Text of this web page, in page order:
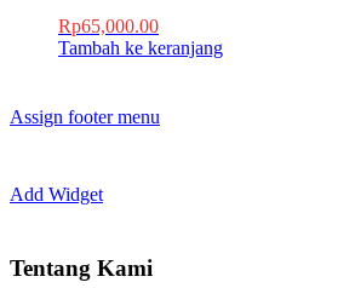
Rp65,000.00
Tambah ke keranjang
Assign footer menu
Add Widget
Tentang Kami